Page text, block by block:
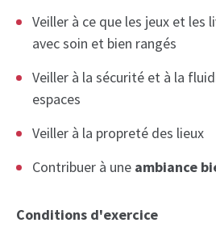
Veiller à ce que les jeux et les
avec soin et bien rangés
Veiller à la sécurité et à la
espaces
Veiller à la propreté des lieux
Contribuer à une ambiance
Conditions d'exercice